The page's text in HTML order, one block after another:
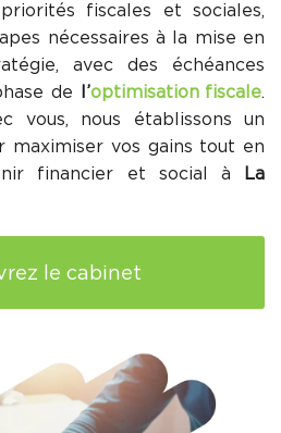
fiscales et sociales,
nécessaires à la mise en
avec des échéances
de l’optimisation fiscale.
vous, nous établissons un
maximiser vos gains tout en
financier et social à
La
le cabinet